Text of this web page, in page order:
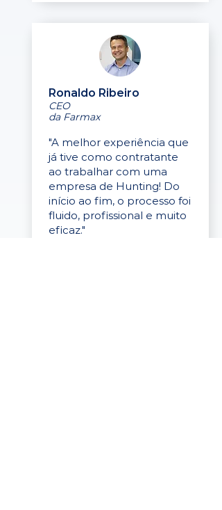
Ronaldo Ribeiro
CEO
da Farmax
"A melhor experiência que
já tive como contratante
ao trabalhar com uma
empresa de Hunting! Do
início ao fim, o processo foi
fluido, profissional e muito
eficaz."